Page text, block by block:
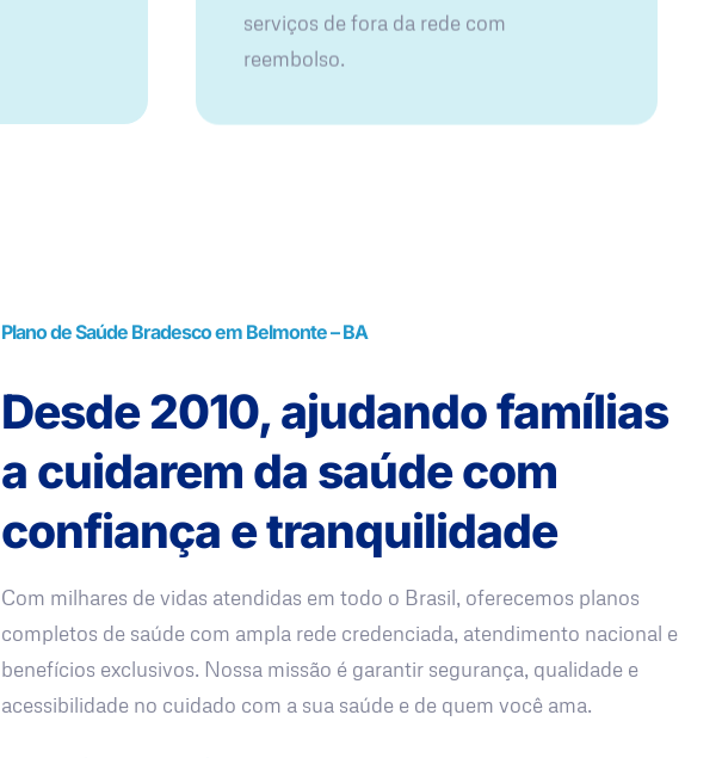
serviços de fora da rede com
reembolso.
Plano de Saúde Bradesco em Belmonte – BA
Desde 2010, ajudando famílias
a cuidarem da saúde com
confiança e tranquilidade
Com milhares de vidas atendidas em todo o Brasil, oferecemos planos
completos de saúde com ampla rede credenciada, atendimento nacional e
benefícios exclusivos. Nossa missão é garantir segurança, qualidade e
acessibilidade no cuidado com a sua saúde e de quem você ama.